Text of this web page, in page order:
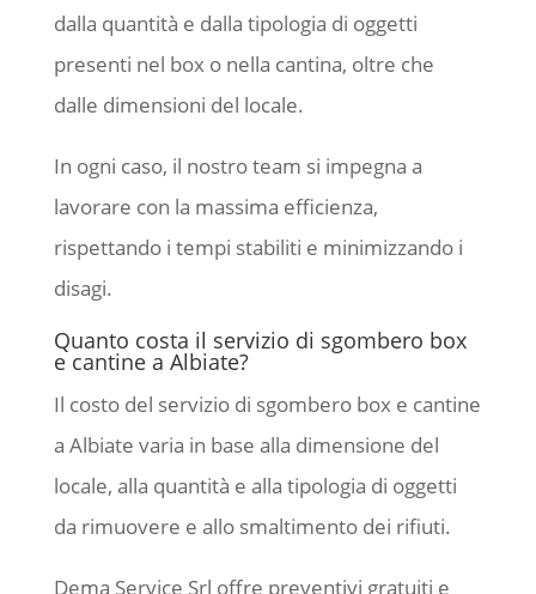
dalla quantità e dalla tipologia di oggetti
presenti nel box o nella cantina, oltre che
dalle dimensioni del locale.
In ogni caso, il nostro team si impegna a
lavorare con la massima efficienza,
rispettando i tempi stabiliti e minimizzando i
disagi.
Quanto costa il servizio di sgombero box
e cantine a Albiate?
Il costo del servizio di sgombero box e cantine
a Albiate varia in base alla dimensione del
locale, alla quantità e alla tipologia di oggetti
da rimuovere e allo smaltimento dei rifiuti.
Dema Service Srl offre preventivi gratuiti e